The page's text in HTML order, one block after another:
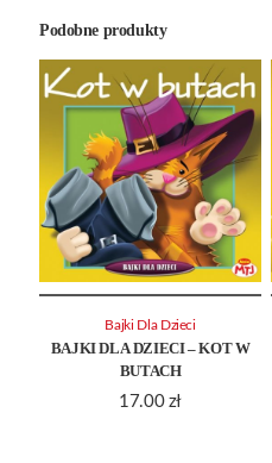
Podobne produkty
BAJKI DLA DZIECI – KOT W
BUTACH
17.00 zł
Bajki Dla Dzieci